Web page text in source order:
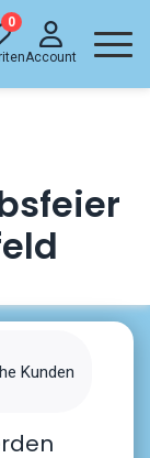
0
Account
Kunden